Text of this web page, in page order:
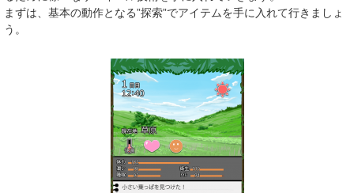
まずは、基本の動作となる”探索”でアイテムを手に入れて行きましょ
う。